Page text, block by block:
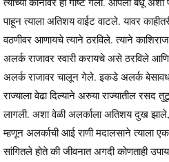
पाहून त्याला अतिशय वाईट वाटले. यावर
वठणीवर आणायचे त्याने ठरविले. त्याने
अलर्क राजावर स्वारी करायचे असे ठरविले
अलर्क राजावर चालून गेले. इकडे अलर्क बेसावध
राज्याला वेढा दिल्याने अरुया राज्यातील
लागली. अशा वेळी अलर्काला अतिशय दुख झाले,
म्हणून अलर्काची आई राणी मदालसाने त्याला
सांगितले होते की जीवनात अगदी कोणताही